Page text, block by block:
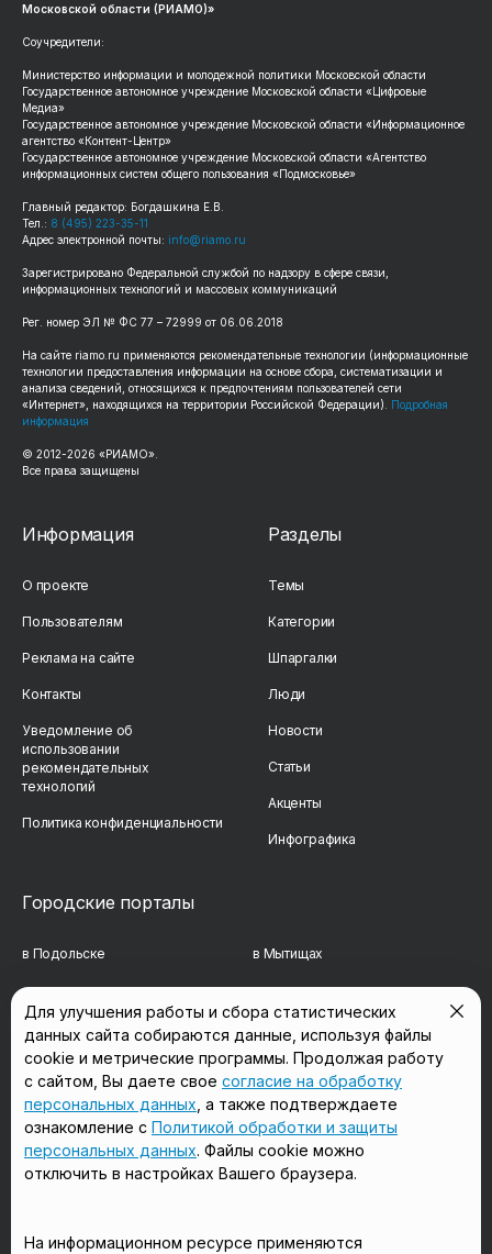
Московской области (РИАМО)»
Соучредители:
Министерство информации и молодежной политики Московской области
Государственное автономное учреждение Московской области «Цифровые
Медиа»
Государственное автономное учреждение Московской области «Информационное
агентство «Контент-Центр»
Государственное автономное учреждение Московской области «Агентство
информационных систем общего пользования «Подмосковье»
Главный редактор: Богдашкина Е.В.
Тел.: 8 (495) 223-35-11
Адрес электронной почты: info@riamo.ru
Зарегистрировано Федеральной службой по надзору в сфере связи,
информационных технологий и массовых коммуникаций
Рег. номер ЭЛ № ФС 77 – 72999 от 06.06.2018
На сайте riamo.ru применяются рекомендательные технологии (информационные
технологии предоставления информации на основе сбора, систематизации и
анализа сведений, относящихся к предпочтениям пользователей сети
«Интернет», находящихся на территории Российской Федерации). Подробная
информация
© 2012-2026 «РИАМО».
Все права защищены
Информация
О проекте
Пользователям
Реклама на сайте
Контакты
Уведомление об
использовании
рекомендательных
технологий
Политика конфиденциальности
Разделы
Темы
Категории
Шпаргалки
Люди
Новости
Статьи
Акценты
Инфографика
Городские порталы
в Подольске в Мытищах
в Сергиевом Посаде в Люберцах
в Красногорске в Королёве
в Домодедово в Щёлково
Мы в соцсетях
Для улучшения работы и сбора статистических
данных сайта собираются данные, используя файлы
cookie и метрические программы. Продолжая работу
с сайтом, Вы даете свое согласие на обработку
персональных данных , а также подтверждаете
ознакомление с Политикой обработки и защиты
персональных данных. Файлы cookie можно
отключить в настройках Вашего браузера.
На информационном ресурсе применяются